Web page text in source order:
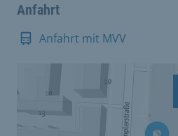
Anfahrt
Anfahrt mit MVV